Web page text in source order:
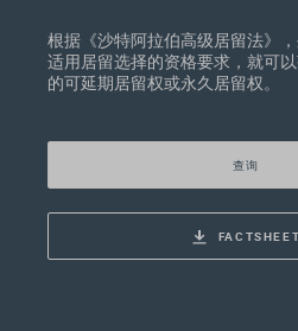
根据《沙特阿拉伯高级居留法》
适用居留选择的资格要求，就可
的可延期居留权或永久居留权。
查询
FACTSHEET